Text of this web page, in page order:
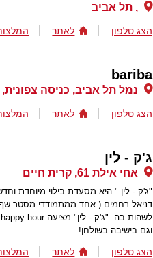
, תל אביב
הצג טלפון לאתר
bariba
נמל תל אביב, כניסה
הצג טלפון לאתר
ג'ק - לין
אחי אילת 61, קרית חיים
"ג'ק - לין " היא מסעדת בילוי מיוחדת
דניאל רחמים ( אחד ממתמודדי מסטר
וגם בישיבה בשולחן!
הצג טלפון לאתר